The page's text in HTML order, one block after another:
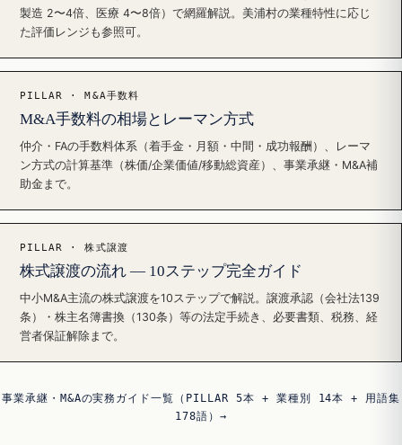
製造 2〜4倍、医療 4〜8倍）で網羅解説。美浦村の業種特性に応じ
た評価レンジも参照可。
PILLAR · M&A手数料
M&A手数料の相場とレーマン方式
仲介・FAの手数料体系（着手金・月額・中間・成功報酬）、レーマ
ン方式の計算基準（株価/企業価値/移動総資産）、事業承継・M&A補
助金まで。
PILLAR · 株式譲渡
株式譲渡の流れ — 10ステップ完全ガイド
中小M&A主流の株式譲渡を10ステップで解説。譲渡承認（会社法139
条）・株主名簿書換（130条）等の法定手続き、必要書類、税務、経
営者保証解除まで。
事業承継・M&Aの実務ガイド一覧（PILLAR 5本 + 業種別 14本 + 用語集
178語）→